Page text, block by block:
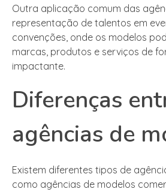
Outra aplicação comum das
representação de talentos em
convenções, onde os modelos
marcas, produtos e serviços de
impactante.
Diferenças
agências de
Existem diferentes tipos de
como agências de modelos